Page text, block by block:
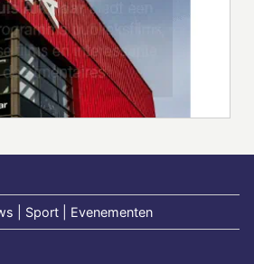
| Sport | Evenementen